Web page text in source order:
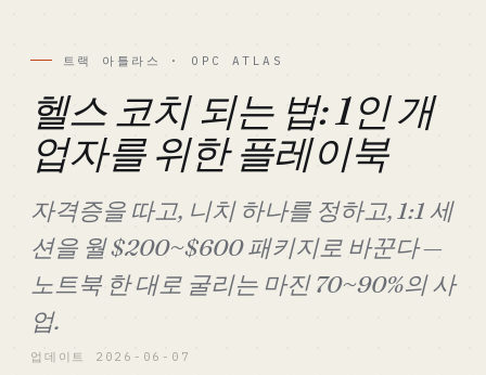
트랙 아틀라스 · OPC ATLAS
헬스 코치 되는 법: 1인 개
업자를 위한 플레이북
자격증을 따고, 니치 하나를 정하고, 1:1 세
션을 월 $200~$600 패키지로 바꾼다 —
노트북 한 대로 굴리는 마진 70~90%의 사
업.
업데이트 2026-06-07